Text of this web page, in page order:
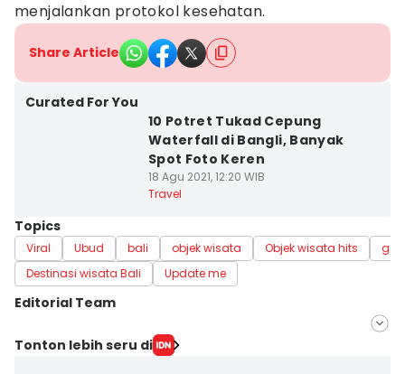
menjalankan protokol kesehatan.
Share Article
Curated For You
10 Potret Tukad Cepung
Waterfall di Bangli, Banyak
Spot Foto Keren
18 Agu 2021, 12:20 WIB
Travel
Topics
Viral Ubud bali objek wisata Objek wisata hits
Destinasi wisata Bali
Update me
Editorial Team
Editor
Tonton lebih seru di